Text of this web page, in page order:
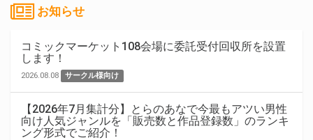
お知らせ
コミックマーケット108会場に委託受付回収所を設置
します！
2026.08.08 サークル様向け
【2026年7月集計分】とらのあなで今最もアツい男性
向け人気ジャンルを「販売数と作品登録数」のランキ
ング形式でご紹介！